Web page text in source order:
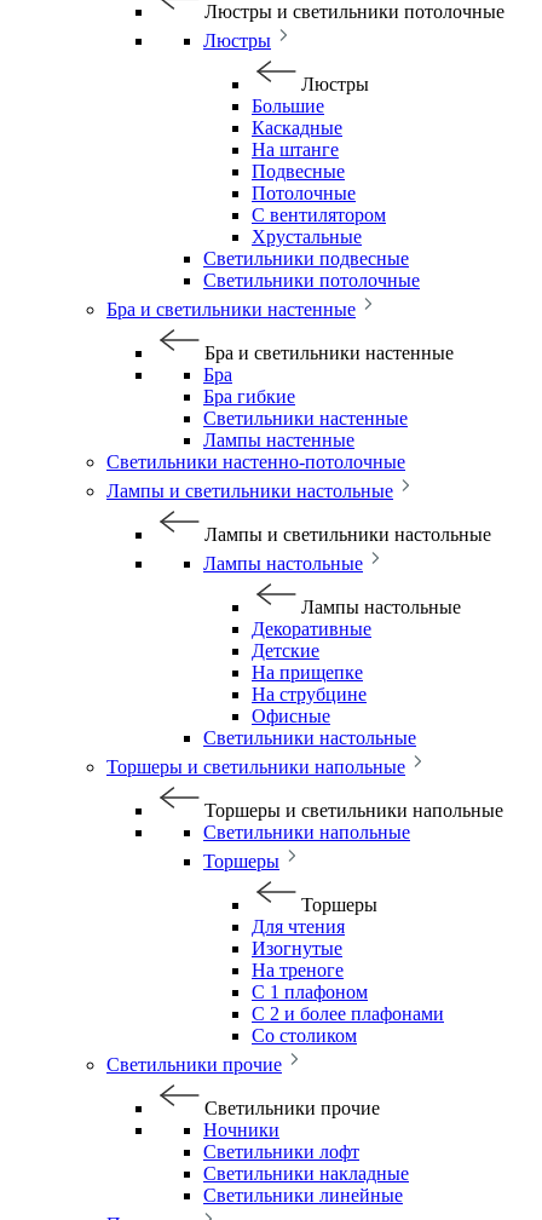
Люстры и светильники потолочные
Люстры
Люстры
Большие
Каскадные
На штанге
Подвесные
Потолочные
С вентилятором
Хрустальные
Светильники подвесные
Светильники потолочные
Бра и светильники настенные
Бра и светильники настенные
Бра
Бра гибкие
Светильники настенные
Лампы настенные
Светильники настенно-потолочные
Лампы и светильники настольные
Лампы и светильники настольные
Лампы настольные
Лампы настольные
Декоративные
Детские
На прищепке
На струбцине
Офисные
Светильники настольные
Торшеры и светильники напольные
Торшеры и светильники напольные
Светильники напольные
Торшеры
Торшеры
Для чтения
Изогнутые
На треноге
С 1 плафоном
С 2 и более плафонами
Со столиком
Светильники прочие
Светильники прочие
Ночники
Светильники лофт
Светильники накладные
Светильники линейные